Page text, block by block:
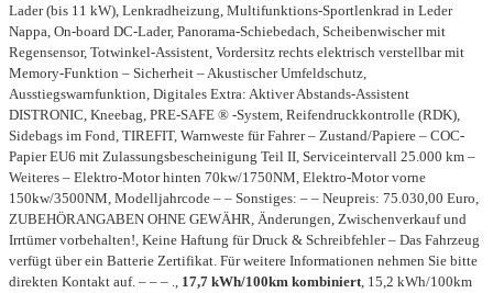
Lader (bis 11 kW), Lenkradheizung, Multifunktions-Sportlenkrad in Leder
Nappa, On-board DC-Lader, Panorama-Schiebedach, Scheibenwischer mit
Regensensor, Totwinkel-Assistent, Vordersitz rechts elektrisch verstellbar mit
Memory-Funktion – Sicherheit – Akustischer Umfeldschutz,
Ausstiegswarnfunktion, Digitales Extra: Aktiver Abstands-Assistent
DISTRONIC, Kneebag, PRE-SAFE ® -System, Reifendruckkontrolle (RDK),
Sidebags im Fond, TIREFIT, Warnweste für Fahrer – Zustand/Papiere – COC-
Papier EU6 mit Zulassungsbescheinigung Teil II, Serviceintervall 25.000 km –
Weiteres – Elektro-Motor hinten 70kw/1750NM, Elektro-Motor vorne
150kw/3500NM, Modelljahrcode – – Sonstiges: – – Neupreis: 75.030,00 Euro,
ZUBEHÖRANGABEN OHNE GEWÄHR, Änderungen, Zwischenverkauf und
Irrtümer vorbehalten!, Keine Haftung für Druck & Schreibfehler – Das Fahrzeug
verfügt über ein Batterie Zertifikat. Für weitere Informationen nehmen Sie bitte
direkten Kontakt auf. – – – ., 17,7 kWh/100km kombiniert, 15,2 kWh/100km